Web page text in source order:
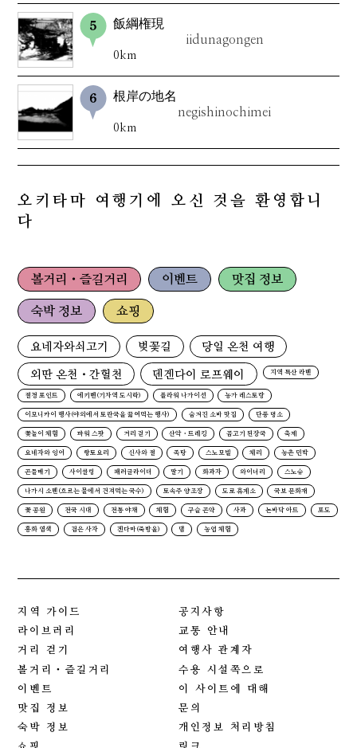
飯綱権現
iidunagongen
0km
根岸の地名
negishinochimei
0km
오키타마 여행기에 오신 것을 환영합니
다
볼거리・즐길거리 이벤트 맛집 정보
숙박 정보 쇼핑
요네자와쇠고기 벚꽃길 당일 온천 여행
외딴 온천・간헐천 덴겐다이 로프웨이 지역 특산 라멘
절경 포인트 에키벤(기차역 도시락) 플라워 나가이선 농가 레스토랑
이모니카이 행사(야외에서 토란국을 끓여먹는 행사) 숨겨진 소바 맛집 단풍 명소
꽃놀이 체험 파워 스팟 거리 걷기 산악・트레킹 곰고기 된장국 축제
요네자와 잉어 향토요리 신사와 절 족탕 스노모빌 체리 농촌 민박
곤들매기 사이클링 패러글라이더 딸기 화과자 와이너리 스노슈
나가시 소멘(흐르는 물에서 건져먹는 국수) 토속주 양조장 도로 휴게소 국보 문화재
꽃 공원 전국 시대 전통 야채 체험 구슬 곤약 사과 논바닥 아트 포도
홍화 염색 검은 사자 겐다마(죽방울) 댐 농업 체험
지역 가이드
라이브러리
거리 걷기
볼거리・즐길거리
이벤트
맛집 정보
숙박 정보
공지사항
교통 안내
여행사 관계자
수용 시설쪽으로
이 사이트에 대해
문의
개인정보 처리방침